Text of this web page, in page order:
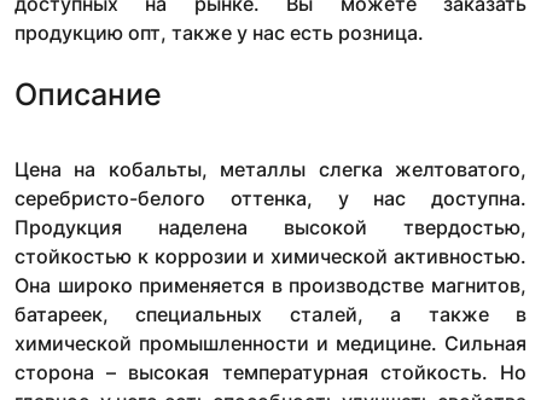
продукцию опт, также у нас есть розница.
Описание
Цена на кобальты, металлы слегка желтоватого,
серебристо-белого оттенка, у нас доступна.
Продукция наделена высокой твердостью,
стойкостью к коррозии и химической активностью.
Она широко применяется в производстве магнитов,
батареек, специальных сталей, а также в
химической промышленности и медицине. Сильная
сторона – высокая температурная стойкость. Но